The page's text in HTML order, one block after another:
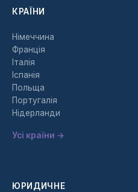
КРАЇНИ
Німеччина
Франція
Італія
Іспанія
Польща
Португалія
Нідерланди
Усі країни →
ЮРИДИЧНЕ